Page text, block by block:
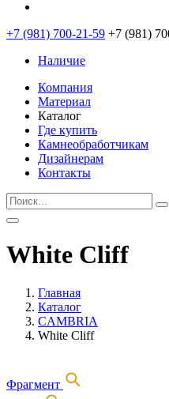
+7 (981) 700-21-59 +7 (981)
Наличие
Компания
Материал
Каталог
Где купить
Камнеобработчикам
Дизайнерам
Контакты
White Cliff
Главная
Каталог
CAMBRIA
White Cliff
Фрагмент